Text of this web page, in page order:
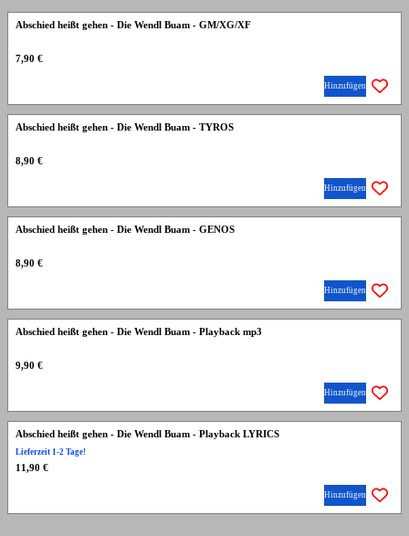
Abschied heißt gehen - Die Wendl Buam - GM/XG/XF
7,90 €
Hinzufügen
Abschied heißt gehen - Die Wendl Buam - TYROS
8,90 €
Hinzufügen
Abschied heißt gehen - Die Wendl Buam - GENOS
8,90 €
Hinzufügen
Abschied heißt gehen - Die Wendl Buam - Playback mp3
9,90 €
Hinzufügen
Abschied heißt gehen - Die Wendl Buam - Playback LYRICS
Lieferzeit 1-2 Tage!
11,90 €
Hinzufügen